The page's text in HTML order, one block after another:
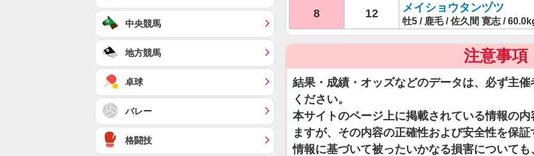
8 12 メイショウタンヅツ
牡5 / 鹿毛 / 佐久間 寛志 /
注意事項
結果・成績・オッズなどのデータは、必ず主
ください。
本サイトのページ上に掲載されている情報の
ますが、その内容の正確性および安全性を保
情報に基づいて被ったいかなる損害について
中央競馬
地方競馬
卓球
バレー
格闘技